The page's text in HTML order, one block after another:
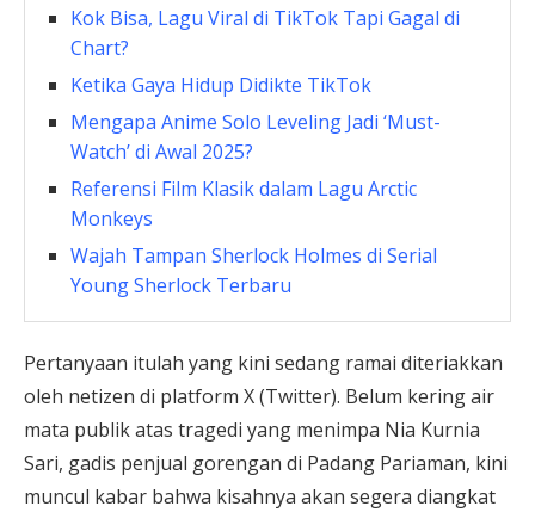
Kok Bisa, Lagu Viral di TikTok Tapi Gagal di
Chart?
Ketika Gaya Hidup Didikte TikTok
Mengapa Anime Solo Leveling Jadi ‘Must-
Watch’ di Awal 2025?
Referensi Film Klasik dalam Lagu Arctic
Monkeys
Wajah Tampan Sherlock Holmes di Serial
Young Sherlock Terbaru
Pertanyaan itulah yang kini sedang ramai diteriakkan
oleh netizen di platform X (Twitter). Belum kering air
mata publik atas tragedi yang menimpa Nia Kurnia
Sari, gadis penjual gorengan di Padang Pariaman, kini
muncul kabar bahwa kisahnya akan segera diangkat